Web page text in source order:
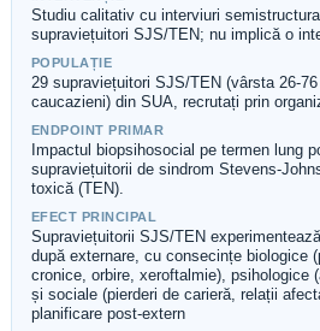
Studiu calitativ cu interviuri
supraviețuitori SJS/TEN; nu implică o
POPULAȚIE
29 supraviețuitori SJS/TEN (vârsta 26-
caucazieni) din SUA, recrutați prin
ENDPOINT PRIMAR
Impactul biopsihosocial pe termen lung
supraviețuitorii de sindrom Stevens-
toxică (TEN).
EFECT PRINCIPAL
Supraviețuitorii SJS/TEN
după externare, cu consecințe biologice
cronice, orbire, xeroftalmie), psihologice
și sociale (pierderi de carieră, relații
planificare post-extern